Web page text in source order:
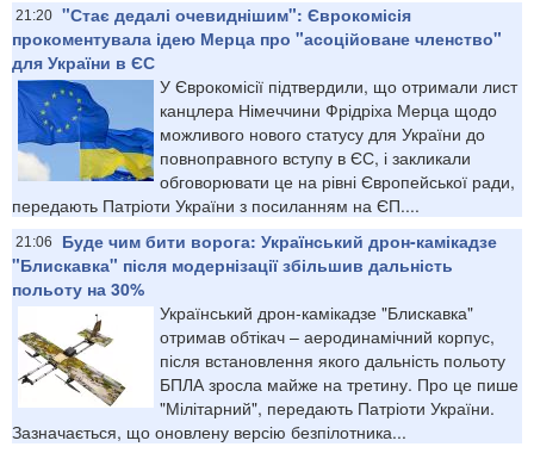
21:20 "Стає дедалі очевиднішим": Єврокомісія
прокоментувала ідею Мерца про "асоційоване членство"
для України в ЄС
У Єврокомісії підтвердили, що отримали лист
канцлера Німеччини Фрідріха Мерца щодо
можливого нового статусу для України до
повноправного вступу в ЄС, і закликали
обговорювати це на рівні Європейської ради,
передають Патріоти України з посиланням на ЄП....
21:06
Буде чим бити ворога: Український дрон-камікадзе
"Блискавка" після модернізації збільшив дальність
польоту на 30%
Український дрон-камікадзе "Блискавка"
отримав обтікач – аеродинамічний корпус,
після встановлення якого дальність польоту
БПЛА зросла майже на третину. Про це пише
"Мілітарний", передають Патріоти України.
Зазначається, що оновлену версію безпілотника...